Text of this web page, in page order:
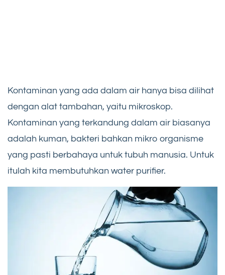
Kontaminan yang ada dalam air hanya bisa dilihat
dengan alat tambahan, yaitu mikroskop.
Kontaminan yang terkandung dalam air biasanya
adalah kuman, bakteri bahkan mikro organisme
yang pasti berbahaya untuk tubuh manusia. Untuk
itulah kita membutuhkan water purifier.